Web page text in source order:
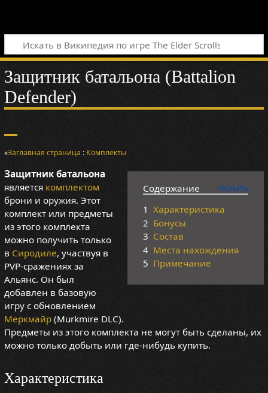
Защитник батальона (Battalion
Defender)
«Заглавная страница : Комплекты
Содержание
1 Характеристика
2 Бонусы
3 Состав
4 Места нахождения
5 Примечание
Защитник батальона
является комплектом
брони и оружия. Этот
комплект или предметы
из этого комплекта
можно получить только
в Сиродиле, участвуя в
PVP-сражениях за
Альянс. Он был
добавлен в базовую
игру с обновлением
Меркмайр(Murkmire DLC).
Предметы из этого комплекта не могут быть сделаны, их
можно только добыть или где-нибудь купить.
Характеристика